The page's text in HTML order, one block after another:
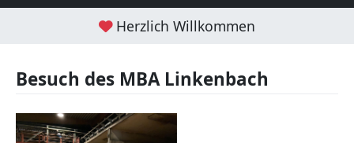
Herzlich Willkommen
Besuch des MBA Linkenbach